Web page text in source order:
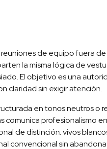
de equipo fuera
la misma lógica de
El objetivo es una
claridad sin exigir atención.
en tonos neutros o
comunica profesionalismo
de distinción: vivos
convencional sin